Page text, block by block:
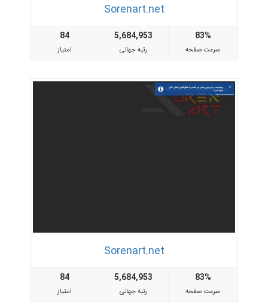
Sorenart.net
84
امتیاز
5,684,953
رتبه جهانی
83%
سرعت صفحه
Sorenart.net
84
امتیاز
5,684,953
رتبه جهانی
83%
سرعت صفحه